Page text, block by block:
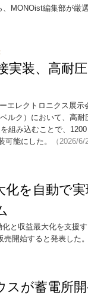
MONOist編集部が厳
実装、高
エレクトロニクス展
ルク）において、高
組み込むことで、
能にした。
（2026/6/
化を自動で
と収益最大化を支援
売開始すると発表した
スが蓄電所